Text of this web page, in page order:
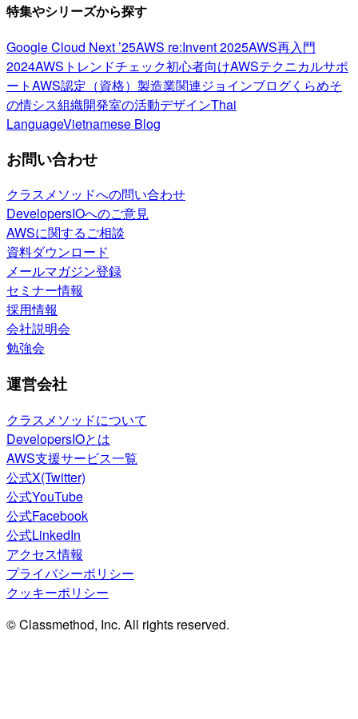
特集やシリーズから探す
Google Cloud Next ’25AWS re:Invent 2025AWS再入門
2024AWSトレンドチェック初心者向けAWSテクニカルサポ
ートAWS認定（資格） 製造業関連ジョインブログくらめそ
の情シス組織開発室の活動デザインThai
LanguageVietnamese Blog
お問い合わせ
クラスメソッドへの問い合わせ
DevelopersIOへのご意見
AWSに関するご相談
資料ダウンロード
メールマガジン登録
セミナー情報
採用情報
会社説明会
勉強会
運営会社
クラスメソッドについて
DevelopersIOとは
AWS支援サービス一覧
公式X(Twitter)
公式YouTube
公式Facebook
公式LinkedIn
アクセス情報
プライバシーポリシー
クッキーポリシー
© Classmethod, Inc. All rights reserved.